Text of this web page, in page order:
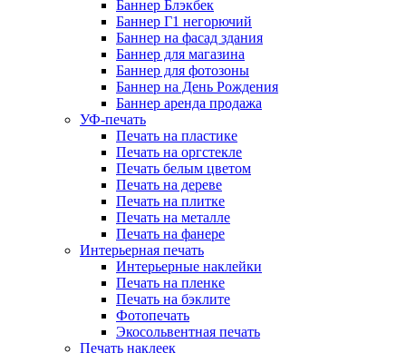
Баннер Блэкбек
Баннер Г1 негорючий
Баннер на фасад здания
Баннер для магазина
Баннер для фотозоны
Баннер на День Рождения
Баннер аренда продажа
УФ-печать
Печать на пластике
Печать на оргстекле
Печать белым цветом
Печать на дереве
Печать на плитке
Печать на металле
Печать на фанере
Интерьерная печать
Интерьерные наклейки
Печать на пленке
Печать на бэклите
Фотопечать
Экосольвентная печать
Печать наклеек